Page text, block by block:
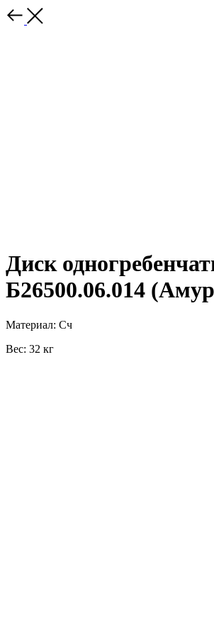
Диск
Б26500.06.014
Материал: Сч
Вес: 32 кг